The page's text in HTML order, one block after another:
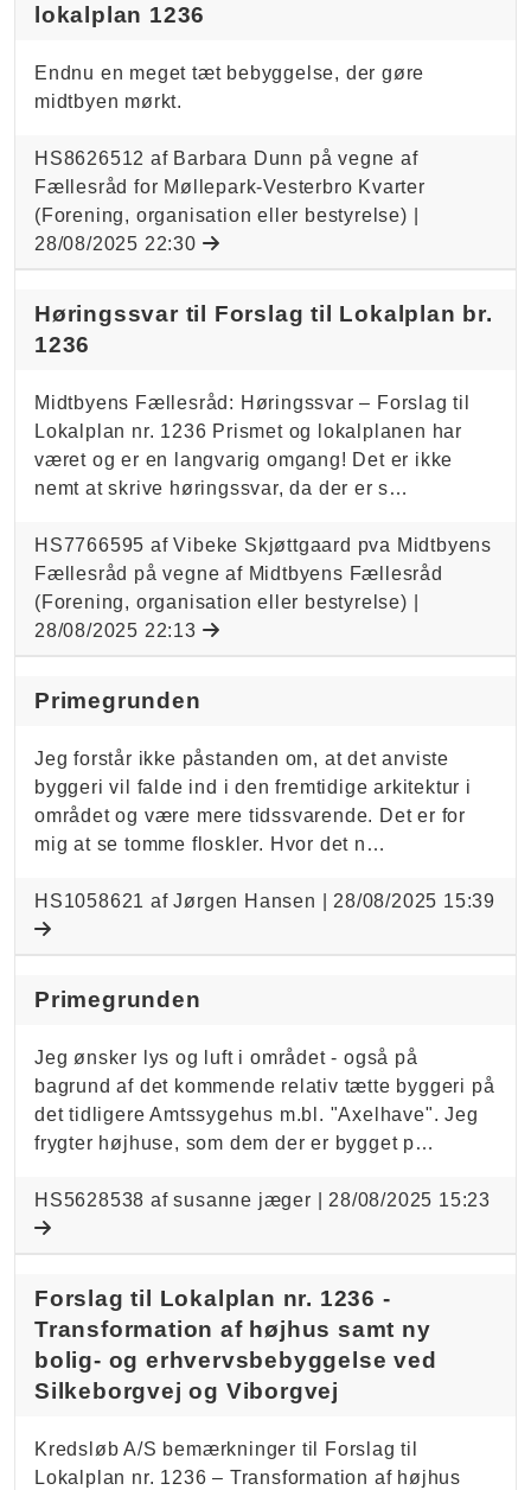
lokalplan 1236
Endnu en meget tæt bebyggelse, der gøre
midtbyen mørkt.
HS8626512 af Barbara Dunn på vegne af
Fællesråd for Møllepark-Vesterbro Kvarter
(Forening, organisation eller bestyrelse) |
28/08/2025 22:30
Høringssvar til Forslag til Lokalplan br.
1236
Midtbyens Fællesråd: Høringssvar – Forslag til
Lokalplan nr. 1236 Prismet og lokalplanen har
været og er en langvarig omgang! Det er ikke
nemt at skrive høringssvar, da der er s…
HS7766595 af Vibeke Skjøttgaard pva Midtbyens
Fællesråd på vegne af Midtbyens Fællesråd
(Forening, organisation eller bestyrelse) |
28/08/2025 22:13
Primegrunden
Jeg forstår ikke påstanden om, at det anviste
byggeri vil falde ind i den fremtidige arkitektur i
området og være mere tidssvarende. Det er for
mig at se tomme floskler. Hvor det n…
HS1058621 af Jørgen Hansen | 28/08/2025 15:39
Primegrunden
Jeg ønsker lys og luft i området - også på
bagrund af det kommende relativ tætte byggeri på
det tidligere Amtssygehus m.bl. "Axelhave". Jeg
frygter højhuse, som dem der er bygget p…
HS5628538 af susanne jæger | 28/08/2025 15:23
Forslag til Lokalplan nr. 1236 -
Transformation af højhus samt ny
bolig- og erhvervsbebyggelse ved
Silkeborgvej og Viborgvej
Kredsløb A/S bemærkninger til Forslag til
Lokalplan nr. 1236 – Transformation af højhus